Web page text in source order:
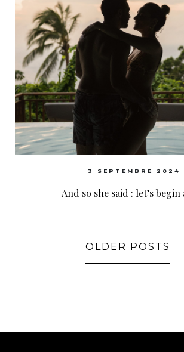
3 SEPTEMBRE 2024
And so she said : let’s begin
OLDER POSTS